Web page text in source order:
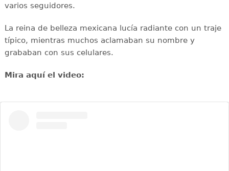
varios seguidores.
La reina de belleza mexicana lucía radiante con un traje
típico, mientras muchos aclamaban su nombre y
grababan con sus celulares.
Mira aquí el video: